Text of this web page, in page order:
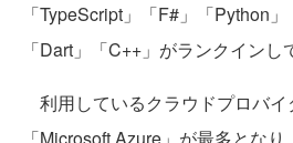
「TypeScript」「F#」「Python
「Dart」「C++」がランクインし
利用しているクラウドプロバイ